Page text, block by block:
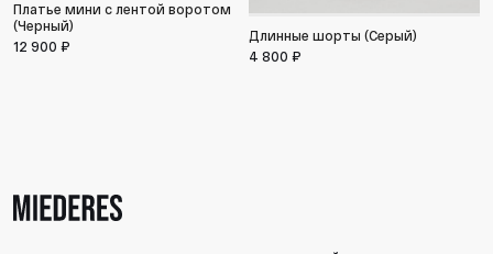
Платье мини с лентой воротом
(Черный)
12 900 ₽
Длинные шорты (Серый)
4 800 ₽